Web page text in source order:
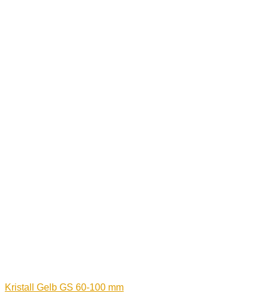
Kristall Gelb GS 60-100 mm